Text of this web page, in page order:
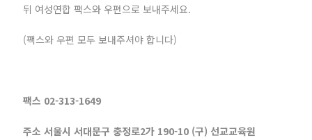
뒤 여성연합 팩스와 우편으로 보내주세요.
(팩스와 우편 모두 보내주셔야 합니다)
팩스 02-313-1649
주소 서울시 서대문구 충정로2가 190-10 (구) 선교교육원